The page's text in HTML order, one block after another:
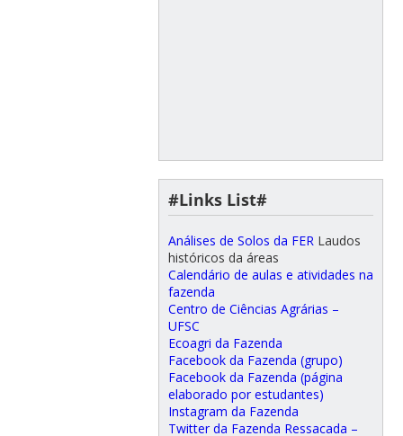
#Links List#
Análises de Solos da FER Laudos
históricos da áreas
Calendário de aulas e atividades na
fazenda
Centro de Ciências Agrárias –
UFSC
Ecoagri da Fazenda
Facebook da Fazenda (grupo)
Facebook da Fazenda (página
elaborado por estudantes)
Instagram da Fazenda
Twitter da Fazenda Ressacada –